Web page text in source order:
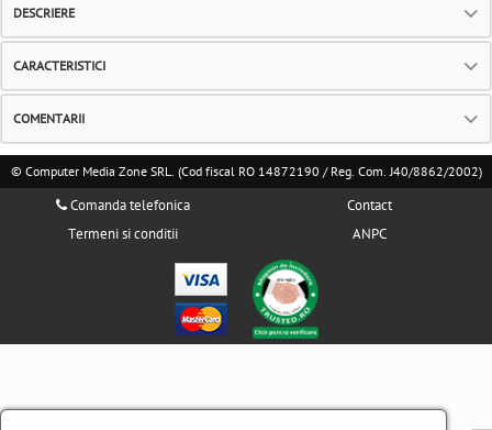
DESCRIERE
CARACTERISTICI
COMENTARII
© Computer Media Zone SRL. (Cod fiscal RO 14872190 / Reg. Com. J40/8862/2002)
Comanda telefonica
Termeni si conditii
Contact
ANPC